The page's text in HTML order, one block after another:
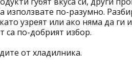
по-разумно.
узреят или ако няма да ги
са по-добрият избор.
от хладилника.